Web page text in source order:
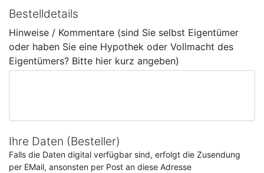
Bestelldetails
Hinweise / Kommentare (sind Sie selbst Eigentümer
oder haben Sie eine Hypothek oder Vollmacht des
Eigentümers? Bitte hier kurz angeben)
Ihre Daten (Besteller)
Falls die Daten digital verfügbar sind, erfolgt die Zusendung
per EMail, ansonsten per Post an diese Adresse